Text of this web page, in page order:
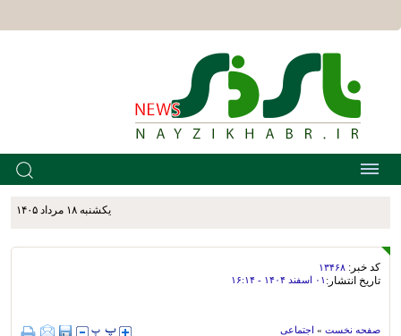
يکشنبه ۱۸ مرداد ۱۴۰۵
کد خبر: ۱۳۴۶۸
تاریخ انتشار: ۰۱ اسفند ۱۴۰۴ - ۱۶:۱۴
صفحه نخست » اجتماعی